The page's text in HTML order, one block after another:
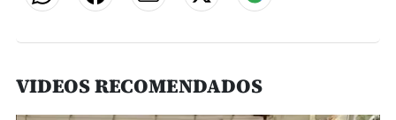
VIDEOS RECOMENDADOS